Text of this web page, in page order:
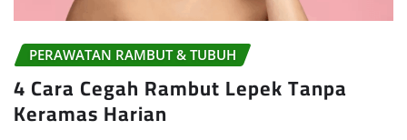
PERAWATAN RAMBUT & TUBUH
4 Cara Cegah Rambut Lepek Tanpa
Keramas Harian